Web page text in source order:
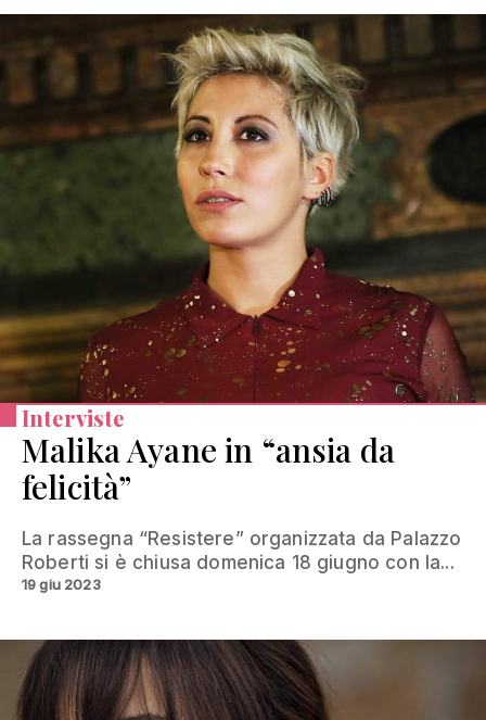
Interviste
Malika Ayane in “ansia da
felicità”
La rassegna “Resistere” organizzata da Palazzo
Roberti si è chiusa domenica 18 giugno con la...
19 giu 2023